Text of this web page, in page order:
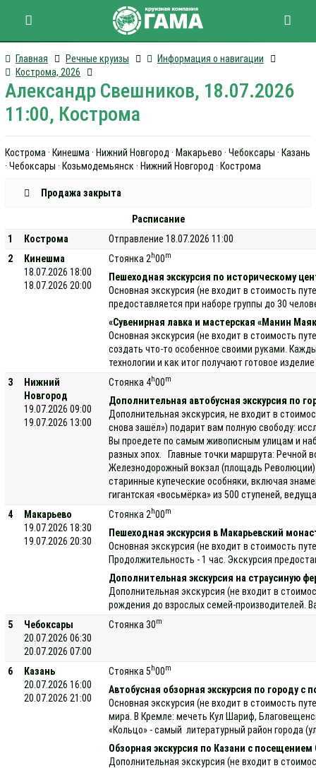
Главная Речные круизы
Информация о навигации
Кострома, 2026
Александр Свешников, 18.07.2026
11:00, Кострома
Кострома · Кинешма · Нижний Новгород · Макарьево · Чебоксары · Казань
· Чебоксары · Козьмодемьянск · Нижний Новгород · Кострома
Продажа закрыта
Расписание
1
Кострома
Отправление 18.07.2026 11:00
2
Кинешма
18.07.2026 18:00
18.07.2026 20:00
Стоянка 2 h00m
Пешеходная экскурсия по историческому
Основная экскурсия (не входит в стоимость
предоставляется при наборе группы до 30
«Сувенирная лавка и мастерская «Манин
Основная экскурсия (не входит в стоимость
создать что-то особенное своими руками.
технологии и как итог получают готовое
3
Нижний
Новгород
19.07.2026 09:00
19.07.2026 13:00
Стоянка 4h00m
Дополнительная автобусная экскурсия по
Дополнительная экскурсия, не входит в
снова зашёл») подарит вам полную свободу:
Вы проедете по самым живописным улицам и
разных эпох. Главные точки маршрута: Речной
Железнодорожный вокзал (площадь Революции)
старинные купеческие особняки, включая
гигантская «восьмёрка» из 500 ступеней,
4
Макарьево
19.07.2026 18:30
19.07.2026 20:30
Стоянка 2 h00m
Пешеходная экскурсия в Макарьевский
Основная экскурсия (не входит в стоимость
Продолжительность - 1 час. Экскурсия
Дополнительная экскурсия на страусиную
Дополнительная экскурсия (не входит в
рождения до взрослых семей-производителей.
5
Чебоксары
20.07.2026 06:30
20.07.2026 07:00
Стоянка 30m
6
Казань
20.07.2026 16:00
20.07.2026 21:00
Стоянка 5 h00m
Автобусная обзорная экскурсия по городу с
Основная экскурсия (не входит в стоимость
мира. В Кремле: мечеть Кул Шариф,
«Кольцо» - самый литературный район города
Обзорная экскурсия по Казани с
Дополнительная экскурсия (не входит в